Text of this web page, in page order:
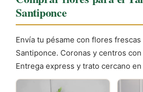
Santiponce
Envía tu pésame con flores
Santiponce. Coronas y centros
Entrega express y trato cercano